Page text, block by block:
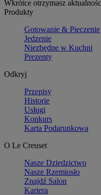
Wkrótce otrzymasz
Produkty
Gotowanie & Pieczenie
Jedzenie
Niezbędne w Kuchni
Prezenty
Odkryj
Przepisy
Historie
Usługi
Konkurs
Karta Podarunkowa
O Le Creuset
Nasze Dziedzictwo
Nasze Rzemiosło
Znajdź Salon
Kariera